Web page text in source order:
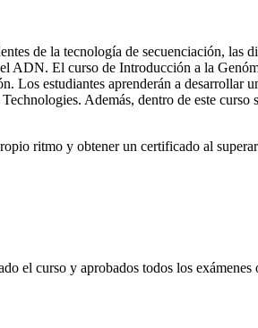
de la tecnología de secuenciación, las
ADN. El curso de Introducción a la
Los estudiantes aprenderán a
Además, dentro de este
ritmo y obtener un certificado al
el curso y aprobados todos los exámenes